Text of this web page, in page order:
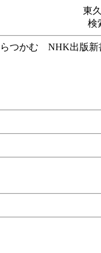
東
検
からつかむ